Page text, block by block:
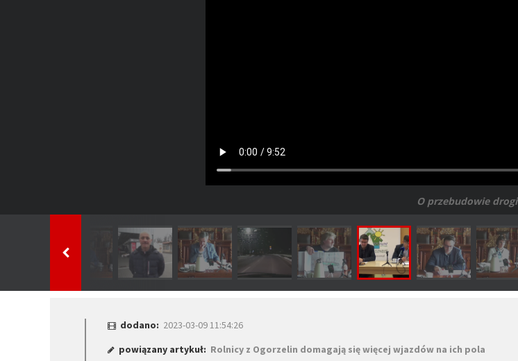
O przebudowie drogi
dodano: 2023-03-09 11:54:26
powiązany artykuł: Rolnicy z Ogorzelin domagają się więcej wjazdów na ich pola